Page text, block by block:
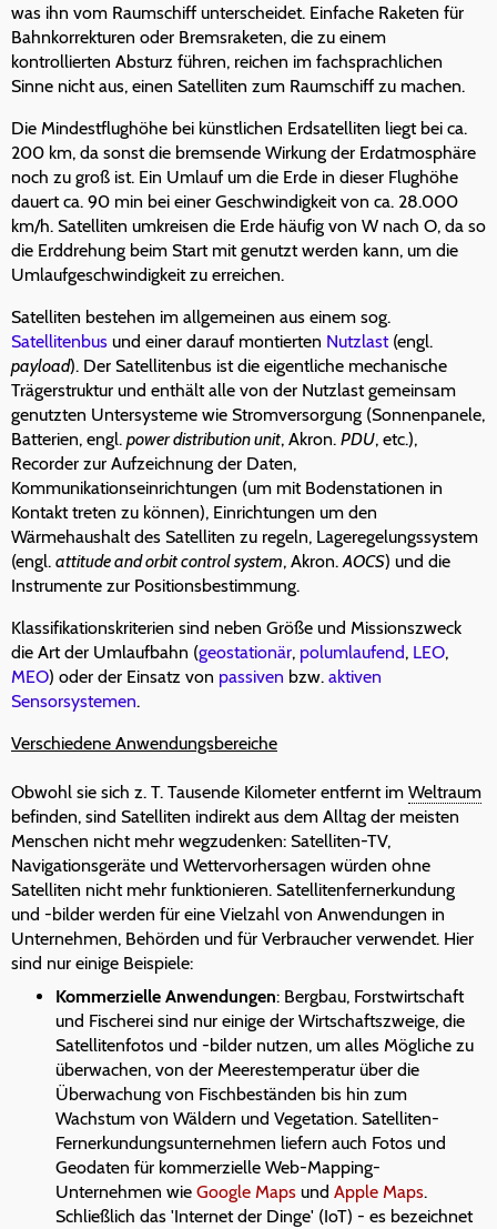
was ihn vom Raumschiff unterscheidet. Einfache Raketen für
Bahnkorrekturen oder Bremsraketen, die zu einem
kontrollierten Absturz führen, reichen im fachsprachlichen
Sinne nicht aus, einen Satelliten zum Raumschiff zu machen.
Die Mindestflughöhe bei künstlichen Erdsatelliten liegt bei ca.
200 km, da sonst die bremsende Wirkung der Erdatmosphäre
noch zu groß ist. Ein Umlauf um die Erde in dieser Flughöhe
dauert ca. 90 min bei einer Geschwindigkeit von ca. 28.000
km/h. Satelliten umkreisen die Erde häufig von W nach O, da so
die Erddrehung beim Start mit genutzt werden kann, um die
Umlaufgeschwindigkeit zu erreichen.
Satelliten bestehen im allgemeinen aus einem sog.
Satellitenbus und einer darauf montierten Nutzlast(engl.
payload). Der Satellitenbus ist die eigentliche mechanische
Trägerstruktur und enthält alle von der Nutzlast gemeinsam
genutzten Untersysteme wie Stromversorgung (Sonnenpanele,
Batterien, engl. power distribution unit, Akron. PDU, etc.),
Recorder zur Aufzeichnung der Daten,
Kommunikationseinrichtungen (um mit Bodenstationen in
Kontakt treten zu können), Einrichtungen um den
Wärmehaushalt des Satelliten zu regeln, Lageregelungssystem
(engl. attitude and orbit control system, Akron.AOCS) und die
Instrumente zur Positionsbestimmung.
Klassifikationskriterien sind neben Größe und Missionszweck
die Art der Umlaufbahn (geostationär, polumlaufend, LEO,
MEO) oder der Einsatz von passiven bzw. aktiven
Sensorsystemen.
Verschiedene Anwendungsbereiche
Obwohl sie sich z. T. Tausende Kilometer entfernt im Weltraum
befinden, sind Satelliten indirekt aus dem Alltag der meisten
Menschen nicht mehr wegzudenken: Satelliten-TV,
Navigationsgeräte und Wettervorhersagen würden ohne
Satelliten nicht mehr funktionieren. Satellitenfernerkundung
und -bilder werden für eine Vielzahl von Anwendungen in
Unternehmen, Behörden und für Verbraucher verwendet. Hier
sind nur einige Beispiele:
Kommerzielle Anwendungen: Bergbau, Forstwirtschaft
und Fischerei sind nur einige der Wirtschaftszweige, die
Satellitenfotos und -bilder nutzen, um alles Mögliche zu
überwachen, von der Meerestemperatur über die
Überwachung von Fischbeständen bis hin zum
Wachstum von Wäldern und Vegetation. Satelliten-
Fernerkundungsunternehmen liefern auch Fotos und
Geodaten für kommerzielle Web-Mapping-
Unternehmen wie Google Maps und Apple Maps.
Schließlich das 'Internet der Dinge' (IoT) - es bezeichnet